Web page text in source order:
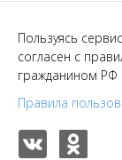
Пользуясь
согласен с
гражданином РФ
Правила